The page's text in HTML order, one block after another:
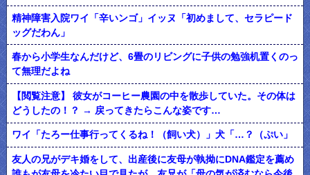
精神障害入院ワイ「辛いンゴ」イッヌ「初めまして、セラピード
ッグだわん」
春から小学生なんだけど、6畳のリビングに子供の勉強机置くのっ
て無理だよね
【閲覧注意】 彼女がコーヒー農園の中を散歩していた。その体は
どうしたの！？ → 戻ってきたらこんな姿です…
ワイ「たろー仕事行ってくるね！（飼い犬）」犬「…？（ぷい」
友人の兄がデキ婚をして、出産後に友母が執拗にDNA鑑定を薦め